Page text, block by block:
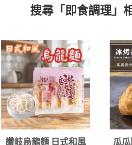
搜尋「即食調理」
讚岐烏龍麵 日式和風
瓜